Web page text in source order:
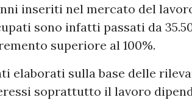
inseriti nel mercato del
sono infatti passati da
superiore al 100%.
elaborati sulla base delle
soprattutto il lavoro